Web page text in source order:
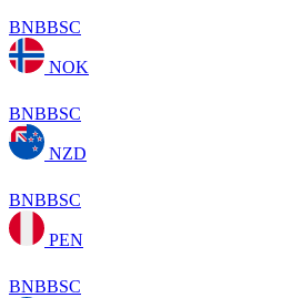
BNBBSC
NOK
BNBBSC
NZD
BNBBSC
PEN
BNBBSC